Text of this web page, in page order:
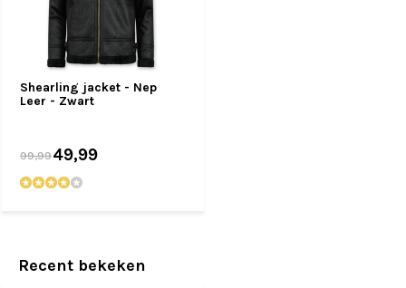
Shearling jacket - Nep
Leer - Zwart
99,9949,99
Recent bekeken